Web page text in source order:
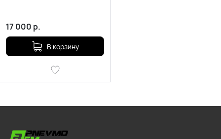
17 000 р.
В корзину